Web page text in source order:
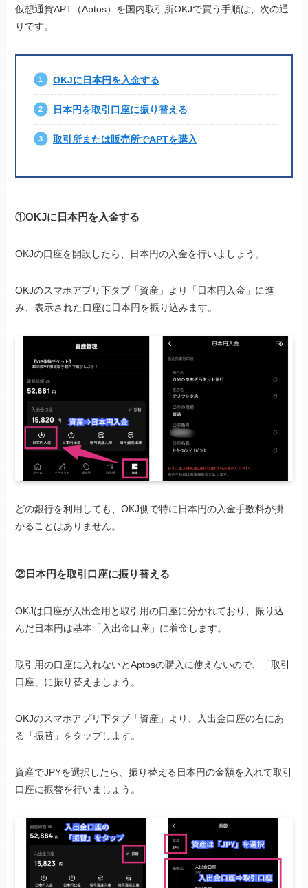
仮想通貨APT（Aptos）を国内取引所OKJで買う手順は、次の通
りです。
OKJに日本円を入金する
日本円を取引口座に振り替える
取引所または販売所でAPTを購入
①OKJに日本円を入金する
OKJの口座を開設したら、日本円の入金を行いましょう。
OKJのスマホアプリ下タブ「資産」より「日本円入金」に進
み、表示された口座に日本円を振り込みます。
どの銀行を利用しても、OKJ側で特に日本円の入金手数料が掛
かることはありません。
②日本円を取引口座に振り替える
OKJは口座が入出金用と取引用の口座に分かれており、振り込
んだ日本円は基本「入出金口座」に着金します。
取引用の口座に入れないとAptosの購入に使えないので、「取引
口座」に振り替えましょう。
OKJのスマホアプリ下タブ「資産」より、入出金口座の右にあ
る「振替」をタップします。
資産でJPYを選択したら、振り替える日本円の金額を入れて取引
口座に振替を行いましょう。